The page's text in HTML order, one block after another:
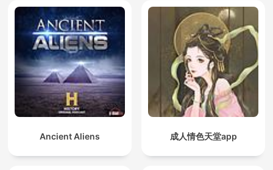
Ancient Aliens 成人情色天堂app